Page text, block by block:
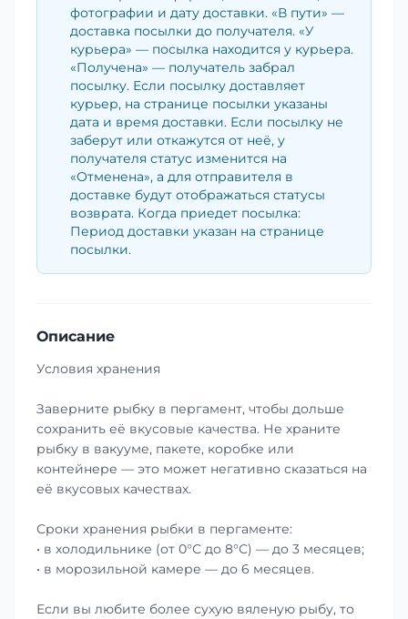
фотографии и дату доставки. «В пути» —
доставка посылки до получателя. «У
курьера» — посылка находится у курьера.
«Получена» — получатель забрал
посылку. Если посылку доставляет
курьер, на странице посылки указаны
дата и время доставки. Если посылку не
заберут или откажутся от неё, у
получателя статус изменится на
«Отменена», а для отправителя в
доставке будут отображаться статусы
возврата. Когда приедет посылка:
Период доставки указан на странице
посылки.
Описание
Условия хранения
Заверните рыбку в пергамент, чтобы дольше
сохранить её вкусовые качества. Не храните
рыбку в вакууме, пакете, коробке или
контейнере — это может негативно сказаться на
её вкусовых качествах.
Сроки хранения рыбки в пергаменте:
• в холодильнике (от 0°С до 8°С) — до 3 месяцев;
• в морозильной камере — до 6 месяцев.
Если вы любите более сухую вяленую рыбу, то